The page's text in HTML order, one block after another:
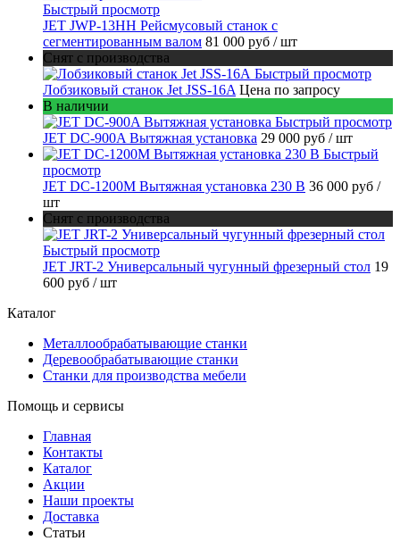
Быстрый просмотр
JET JWP-13HH Рейсмусовый станок с
сегментированным валом 81 000 руб / шт
Снят с производства
Быстрый просмотр
Лобзиковый станок Jet JSS-16A Цена по запросу
В наличии
Быстрый просмотр
JET DC-900A Вытяжная установка 29 000 руб / шт
Быстрый
просмотр
JET DC-1200M Вытяжная установка 230 В 36 000 руб /
шт
Снят с производства
Быстрый просмотр
JET JRT-2 Универсальный чугунный фрезерный стол 19
600 руб / шт
Каталог
Металлообрабатывающие станки
Деревообрабатывающие станки
Станки для производства мебели
Помощь и сервисы
Главная
Контакты
Каталог
Акции
Наши проекты
Доставка
Статьи